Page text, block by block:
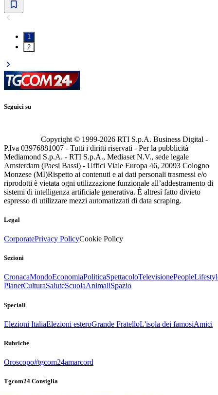
1
2
Seguici su
Copyright © 1999-2026 RTI S.p.A. Business Digital -
P.Iva 03976881007 - Tutti i diritti riservati - Per la pubblicità
Mediamond S.p.A. - RTI S.p.A., Mediaset N.V., sede legale
Amsterdam (Paesi Bassi) - Uffici Viale Europa 46, 20093 Cologno
Monzese (MI)Rispetto ai contenuti e ai dati personali trasmessi e/o
riprodotti è vietata ogni utilizzazione funzionale all’addestramento di
sistemi di intelligenza artificiale generativa. È altresì fatto divieto
espresso di utilizzare mezzi automatizzati di data scraping.
Legal
CorporatePrivacy PolicyCookie Policy
Sezioni
CronacaMondoEconomiaPoliticaSpettacoloTelevisionePeople
PlanetCulturaSaluteScuolaAnimaliSpazio
Speciali
Elezioni ItaliaElezioni esteroGrande FratelloL'isola dei famosiAmici
Rubriche
Oroscopo#tgcom24amarcord
Tgcom24 Consiglia